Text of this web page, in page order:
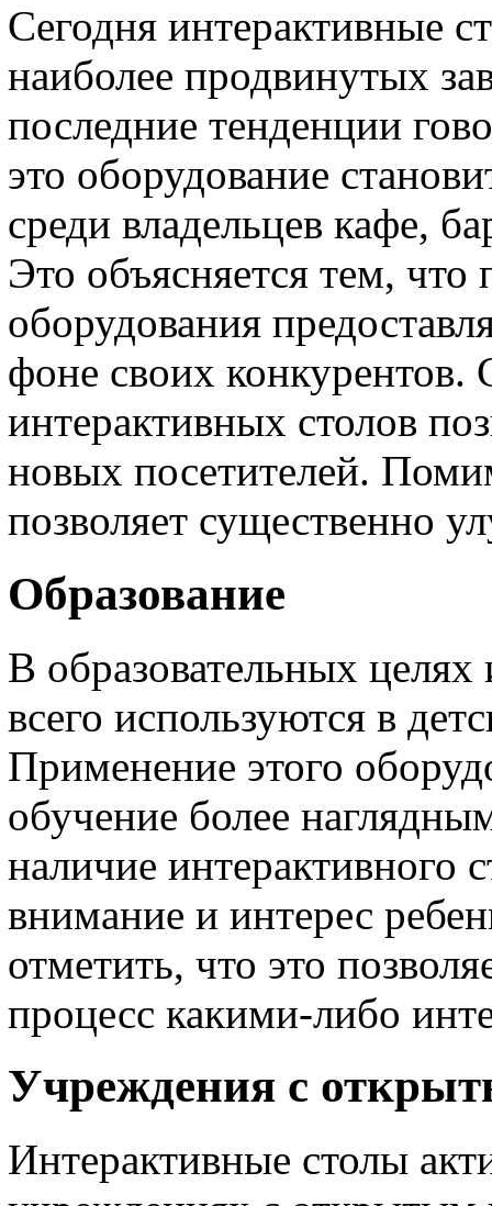
Сегодня интерактивные
наиболее продвинутых
последние тенденции
это оборудование
среди владельцев кафе,
Это объясняется тем,
оборудования
фоне своих конкурентов.
интерактивных столов
новых посетителей.
позволяет существенно
Образование
В образовательных
всего используются в
Применение этого
обучение более
наличие интерактивного
внимание и интерес
отметить, что это
процесс какими-либо
Учреждения с
Интерактивные столы